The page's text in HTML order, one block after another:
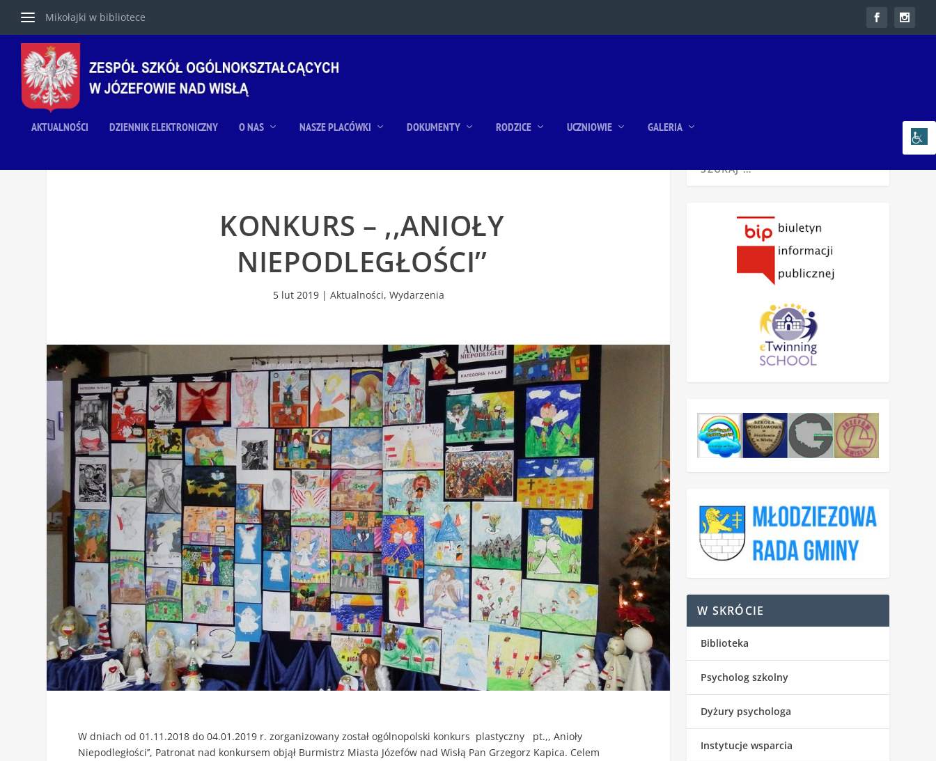
Mikołajki w bibliotece
AKTUALNOŚCI DZIENNIK ELEKTRONICZNY O NAS NASZE PLACÓWKI DOKUMENTY RODZICE UCZNIOWIE GALERIA
KONKURS – ,,ANIOŁY
NIEPODLEGŁOŚCI’’
5 lut 2019| Aktualności, Wydarzenia
W dniach od 01.11.2018 do 04.01.2019 r. zorganizowany został ogólnopolski konkurs plastyczny pt.,, Anioły
Niepodległości’’, Patronat nad konkursem objął Burmistrz Miasta Józefów nad Wisłą Pan Grzegorz Kapica. Celem
W SKRÓCIE
Biblioteka
Psycholog szkolny
Dyżury psychologa
Instytucje wsparcia